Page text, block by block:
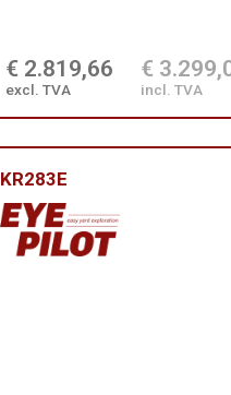
€ 2.819,66
excl. TVA
€
incl. TVA
KR283E